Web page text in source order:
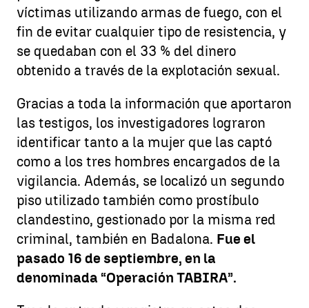
víctimas utilizando armas de fuego, con el
fin de evitar cualquier tipo de resistencia, y
se quedaban con el 33 % del dinero
obtenido a través de la explotación sexual.
Gracias a toda la información que aportaron
las testigos, los investigadores lograron
identificar tanto a la mujer que las captó
como a los tres hombres encargados de la
vigilancia. Además, se localizó un segundo
piso utilizado también como prostíbulo
clandestino, gestionado por la misma red
criminal, también en Badalona. Fue el
pasado 16 de septiembre, en la
denominada “Operación TABIRA”.